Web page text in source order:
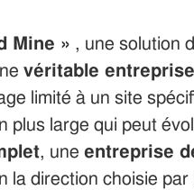
Mine » , une solution
véritable
limité à un site
plus large qui peut
, uneentreprise
la direction choisie